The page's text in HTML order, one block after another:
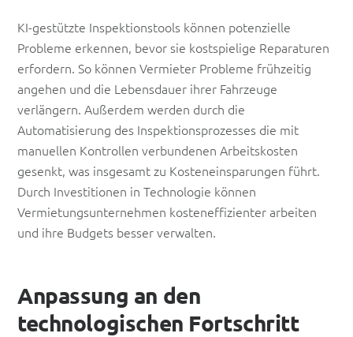
KI-gestützte Inspektionstools können potenzielle
Probleme erkennen, bevor sie kostspielige Reparaturen
erfordern. So können Vermieter Probleme frühzeitig
angehen und die Lebensdauer ihrer Fahrzeuge
verlängern. Außerdem werden durch die
Automatisierung des Inspektionsprozesses die mit
manuellen Kontrollen verbundenen Arbeitskosten
gesenkt, was insgesamt zu Kosteneinsparungen führt.
Durch Investitionen in Technologie können
Vermietungsunternehmen kosteneffizienter arbeiten
und ihre Budgets besser verwalten.
Anpassung an den
technologischen Fortschritt